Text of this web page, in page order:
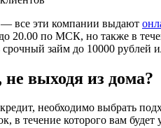
— все эти компании выдают
20.00 по МСК, но также в
займ до 10000 рублей
выходя из дома?
необходимо выбрать
течение которого вам